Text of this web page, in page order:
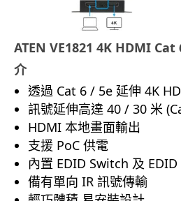
ATEN VE1821 4K HDMI Cat
介
透過 Cat 6 / 5e 延伸 4K
訊號延伸高達 40 / 30 米
HDMI 本地畫面輸出
支援 PoC 供電
內置 EDID Switch 及
備有單向 IR 訊號傳輸